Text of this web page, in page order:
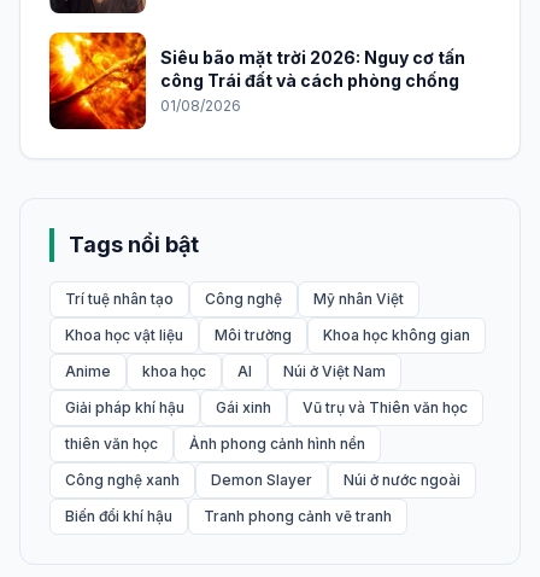
Siêu bão mặt trời 2026: Nguy cơ tấn
công Trái đất và cách phòng chống
01/08/2026
Tags nổi bật
Trí tuệ nhân tạo Công nghệ
Mỹ nhân Việt
Khoa học vật liệu
Môi trường
Khoa học không gian
Anime
khoa học AI
Núi ở Việt Nam
Giải pháp khí hậu
Gái xinh
Vũ trụ và Thiên văn học
thiên văn học
Ảnh phong cảnh hình nền
Công nghệ xanh
Demon Slayer
Núi ở nước ngoài
Biến đổi khí hậu
Tranh phong cảnh vẽ tranh